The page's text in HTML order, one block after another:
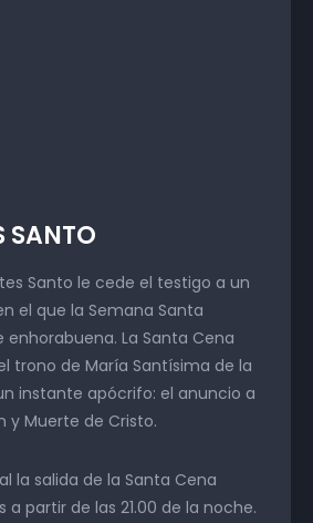
SANTO
Santo le cede el testigo a un
el que la Semana Santa
La Santa Cena
trono de María Santísima de la
instante apócrifo: el anuncio a
y Muerte de Cristo.
la salida de la Santa Cena
a partir de las 21.00 de la noche.